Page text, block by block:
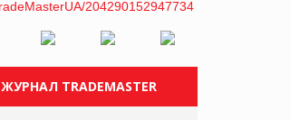
ЖУРНАЛ TRADEMASTER